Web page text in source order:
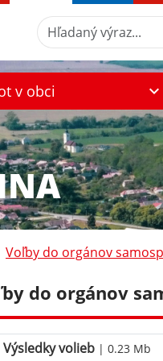
Hľadaný výraz...
v obci
Voľby do orgánov
do orgánov
Výsledky volieb | 0.23 Mb